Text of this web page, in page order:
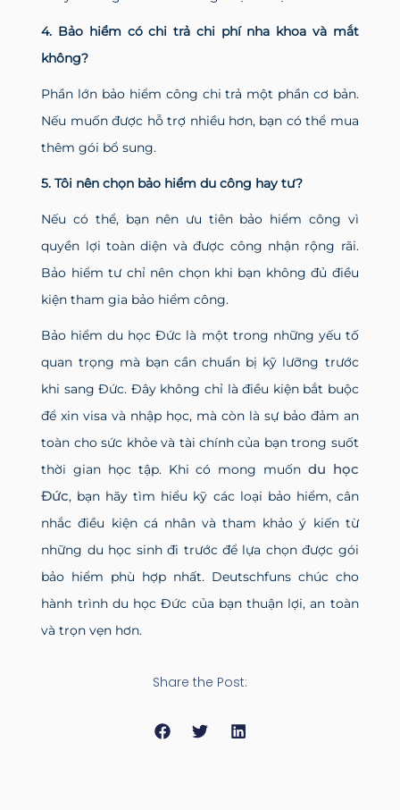
4. Bảo hiểm có chi trả chi phí nha khoa và mắt
không?
Phần lớn bảo hiểm công chi trả một phần cơ bản.
Nếu muốn được hỗ trợ nhiều hơn, bạn có thể mua
thêm gói bổ sung.
5. Tôi nên chọn bảo hiểm du công hay tư?
Nếu có thể, bạn nên ưu tiên bảo hiểm công vì
quyền lợi toàn diện và được công nhận rộng rãi.
Bảo hiểm tư chỉ nên chọn khi bạn không đủ điều
kiện tham gia bảo hiểm công.
Bảo hiểm du học Đức là một trong những yếu tố
quan trọng mà bạn cần chuẩn bị kỹ lưỡng trước
khi sang Đức. Đây không chỉ là điều kiện bắt buộc
để xin visa và nhập học, mà còn là sự bảo đảm an
toàn cho sức khỏe và tài chính của bạn trong suốt
thời gian học tập. Khi có mong muốn du học
Đức, bạn hãy tìm hiểu kỹ các loại bảo hiểm, cân
nhắc điều kiện cá nhân và tham khảo ý kiến từ
những du học sinh đi trước để lựa chọn được gói
bảo hiểm phù hợp nhất. Deutschfuns chúc cho
hành trình du học Đức của bạn thuận lợi, an toàn
và trọn vẹn hơn.
Share the Post: